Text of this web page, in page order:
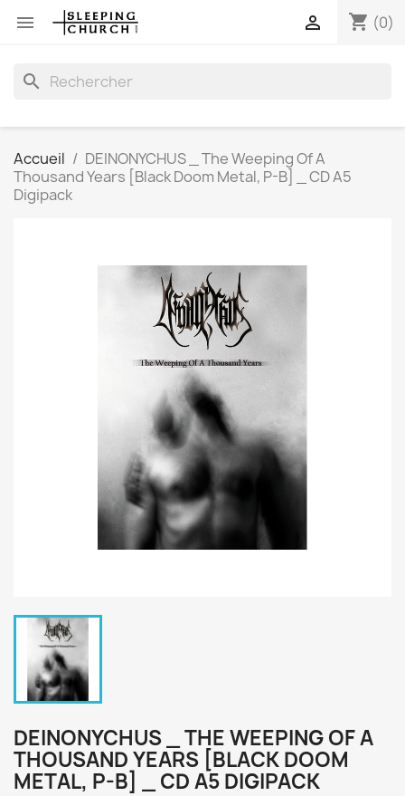
 shopping_cart (0)

search
Accueil
DEINONYCHUS _ The Weeping Of A
Thousand Years [Black Doom Metal, P-B] _ CD A5
Digipack
DEINONYCHUS _ THE WEEPING OF A
THOUSAND YEARS [BLACK DOOM
METAL, P-B] _ CD A5 DIGIPACK